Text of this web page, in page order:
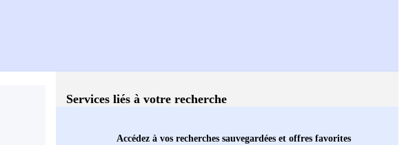
Services liés à votre recherche
Accédez à vos recherches sauvegardées et offres favorites